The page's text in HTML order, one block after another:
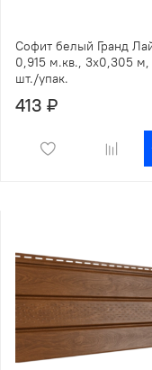
Софит белый Гранд
0,915 м.кв., 3х0,305 м,
шт./упак.
413 ₽